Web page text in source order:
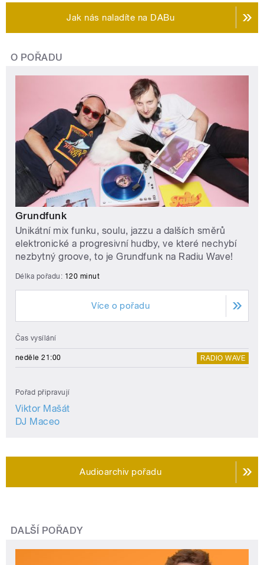
Jak nás naladíte na DABu
O POŘADU
Grundfunk
Unikátní mix funku, soulu, jazzu a dalších směrů
elektronické a progresivní hudby, ve které nechybí
nezbytný groove, to je Grundfunk na Radiu Wave!
Délka pořadu: 120 minut
Více o pořadu
Čas vysílání
neděle 21:00 RADIO WAVE
Pořad připravují
Viktor Mašát
DJ Maceo
Audioarchiv pořadu
DALŠÍ POŘADY